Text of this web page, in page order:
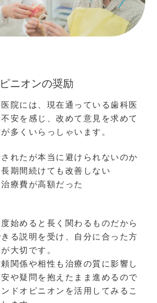
ニオンの奨励
院には、現在通っている歯科医
安を感じ、改めて意見を求めて
多くいらっしゃいます。
されたが本当に避けられないのか
長期間続けても改善しない
療費が高額だった
始めると長く関わるものだから
る説明を受け、自分に合った方
大切です。
関係や相性も治療の質に影響し
や疑問を抱えたまま進めるので
ドオピニオンを活用してみるこ